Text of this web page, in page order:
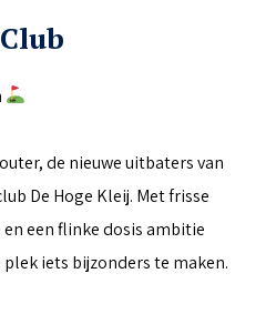
de nieuwe uitbaters van
De Hoge Kleij. Met frisse
een flinke dosis ambitie
iets bijzonders te maken.